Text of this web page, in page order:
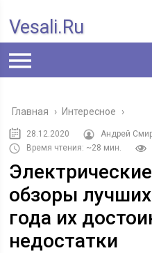
Vesali.ru
Главная › Интересное ›
28.12.2020
Андрей
Время чтения: ~28 мин.
обзоры
года их
недостатки